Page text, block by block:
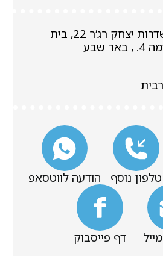
באר שבע, שדרות יצחק רג’ר 22, בית
שבע
טלפון נוסף הודעה לווטסאפ
דף פייסבוק